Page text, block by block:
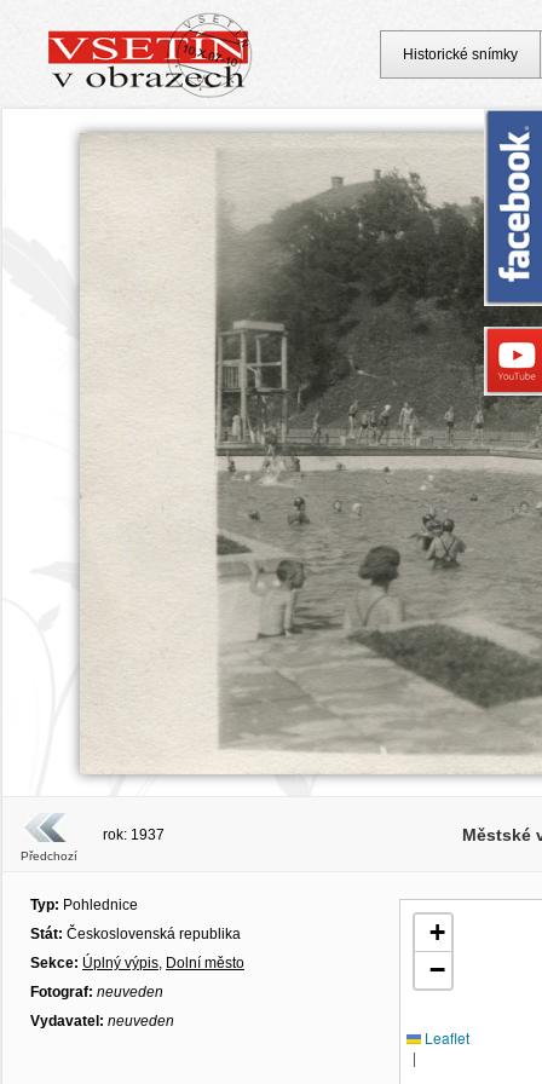
Předchozí
rok: 1937 Městské
Typ: Pohlednice
Stát: Československá republika
Sekce: Úplný výpis, Dolní město
Fotograf: neuveden
Vydavatel: neuveden
+
−
Leaflet
|
Historické snímky